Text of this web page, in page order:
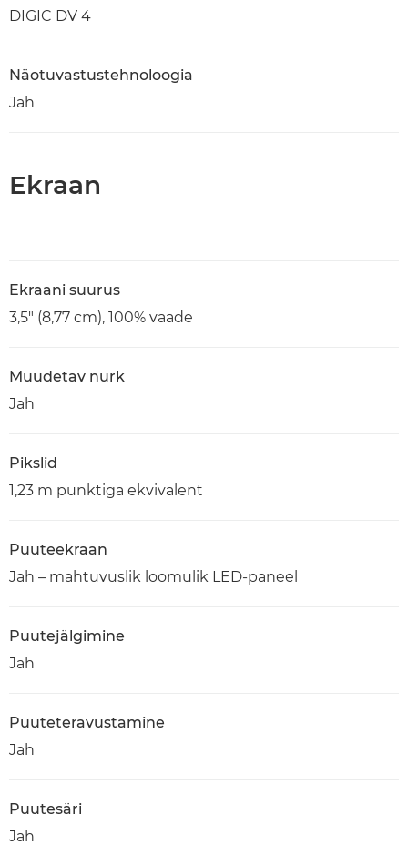
DIGIC DV 4
Näotuvastustehnoloogia
Jah
Ekraan
Ekraani suurus
3,5" (8,77 cm), 100% vaade
Muudetav nurk
Jah
Pikslid
1,23 m punktiga ekvivalent
Puuteekraan
Jah – mahtuvuslik loomulik LED-paneel
Puutejälgimine
Jah
Puuteteravustamine
Jah
Puutesäri
Jah